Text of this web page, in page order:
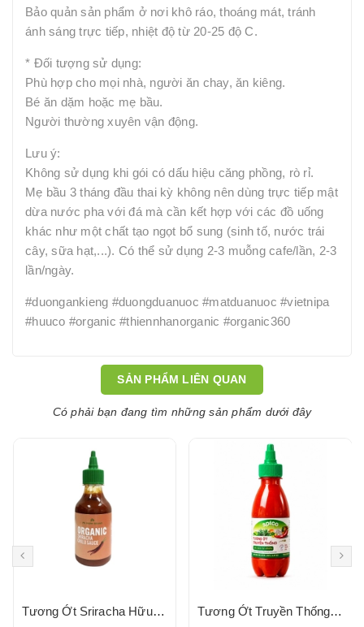
Bảo quản sản phẩm ở nơi khô ráo, thoáng mát, tránh
ánh sáng trực tiếp, nhiệt độ từ 20-25 độ C.
* Đối tượng sử dụng:
Phù hợp cho mọi nhà, người ăn chay, ăn kiêng.
Bé ăn dặm hoặc mẹ bầu.
Người thường xuyên vận động.
Lưu ý:
Không sử dụng khi gói có dấu hiệu căng phồng, rò rỉ.
Mẹ bầu 3 tháng đầu thai kỳ không nên dùng trực tiếp mật
dừa nước pha với đá mà cần kết hợp với các đồ uống
khác như một chất tạo ngọt bổ sung (sinh tố, nước trái
cây, sữa hạt,...). Có thể sử dụng 2-3 muỗng cafe/lần, 2-3
lần/ngày.
#duongankieng #duongduanuoc #matduanuoc #vietnipa
#huuco #organic #thiennhanorganic #organic360
SẢN PHẨM LIÊN QUAN
Có phải bạn đang tìm những sản phẩm dưới đây
Tương Ớt Sriracha Hữu Cơ Pbfarm 230g Tương Ớt Truyền Thống SPICO Sriracha Chilli Sauce 240g